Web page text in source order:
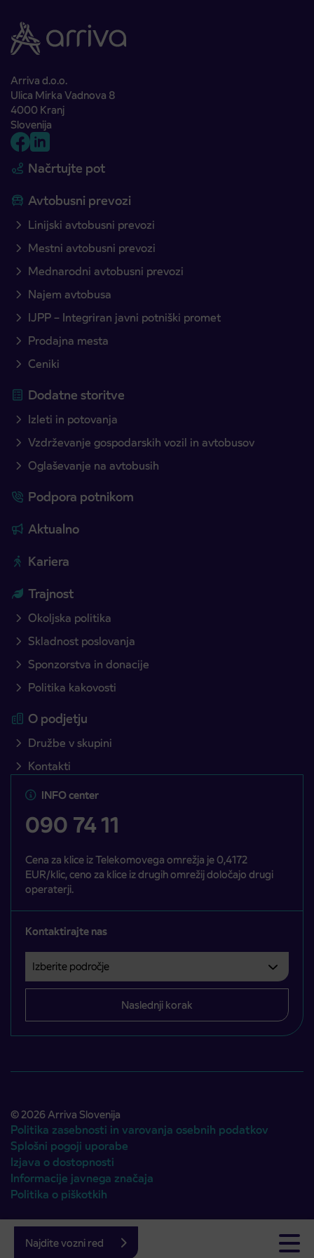
Najdite vozni red
Arriva d.o.o.
Ulica Mirka Vadnova 8
4000 Kranj
Slovenija
Načrtujte pot
Avtobusni prevozi
Linijski avtobusni prevozi
Mestni avtobusni prevozi
Mednarodni avtobusni prevozi
Najem avtobusa
IJPP – Integriran javni potniški promet
Prodajna mesta
Ceniki
Dodatne storitve
Izleti in potovanja
Vzdrževanje gospodarskih vozil in avtobusov
Oglaševanje na avtobusih
Podpora potnikom
Aktualno
Kariera
Trajnost
Okoljska politika
Skladnost poslovanja
Sponzorstva in donacije
Politika kakovosti
O podjetju
Družbe v skupini
Kontakti
INFO center
090 74 11
Cena za klice iz Telekomovega omrežja je 0,4172
EUR/klic, ceno za klice iz drugih omrežij določajo drugi
operaterji.
Kontaktirajte nas
Izberite področje
Področje je obvezno izbrati.
Naslednji korak
© 2026 Arriva Slovenija
Politika zasebnosti in varovanja osebnih podatkov
Splošni pogoji uporabe
Izjava o dostopnosti
Informacije javnega značaja
Politika o piškotkih
Avtorji:Emigma